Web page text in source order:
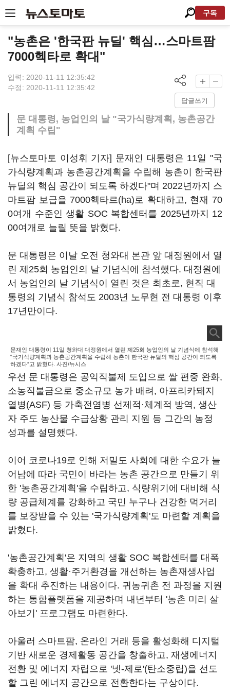
구독
"농촌은 '한국판 뉴딜' 핵심…스마트팜
7000헥타로 확대"
입력: 2020-11-11 12:35:42
수정: 2020-11-11 12:35:42
답글쓰기
문 대통령, 농업인의 날 "국가식량계획, 농촌공간
계획 수립"
[뉴스토마토 이성휘 기자] 문재인 대통령은 11일 "국
가식량계획과 농촌공간계획을 수립해 농촌이 한국판
뉴딜의 핵심 공간이 되도록 하겠다"며 2022년까지 스
마트팜 보급을 7000헥타르(ha)로 확대하고, 현재 70
0여개 수준인 생활 SOC 복합센터를 2025년까지 12
00여개로 늘릴 뜻을 밝혔다.
문 대통령은 이날 오전 청와대 본관 앞 대정원에서 열
린 제25회 농업인의 날 기념식에 참석했다. 대정원에
서 농업인의 날 기념식이 열린 것은 최초로, 현직 대
통령의 기념식 참석도 2003년 노무현 전 대통령 이후
17년만이다.
문재인 대통령이 11일 청와대 대정원에서 열린 제25회 농업인의 날 기념식에 참석해
“국가식량계획과 농촌공간계획을 수립해 농촌이 한국판 뉴딜의 핵심 공간이 되도록
하겠다”고 밝혔다. 사진/뉴시스
우선 문 대통령은 공익직불제 도입으로 쌀 편중 완화,
소농직불금으로 중소규모 농가 배려, 아프리카돼지
열병(ASF) 등 가축전염병 선제적·체계적 방역, 생산
자 주도 농산물 수급상황 관리 지원 등 그간의 농정
성과를 설명했다.
이어 코로나19로 인해 저밀도 사회에 대한 수요가 늘
어남에 따라 국민이 바라는 농촌 공간으로 만들기 위
한 '농촌공간계획'을 수립하고, 식량위기에 대비해 식
량 공급체계를 강화하고 국민 누구나 건강한 먹거리
를 보장받을 수 있는 '국가식량계획'도 마련할 계획을
밝혔다.
'농촌공간계획'은 지역의 생활 SOC 복합센터를 대폭
확충하고, 생활·주거환경을 개선하는 농촌재생사업
을 확대 추진하는 내용이다. 귀농귀촌 전 과정을 지원
하는 통합플랫폼을 제공하며 내년부터 '농촌 미리 살
아보기' 프로그램도 마련한다.
아울러 스마트팜, 온라인 거래 등을 활성화해 디지털
기반 새로운 경제활동 공간을 창출하고, 재생에너지
전환 및 에너지 자립으로 '넷-제로'(탄소중립)을 선도
할 그린 에너지 공간으로 전환한다는 구상이다.